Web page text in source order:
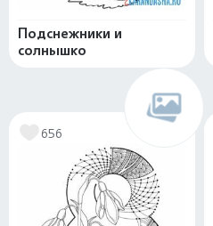
Подснежники и
солнышко
656